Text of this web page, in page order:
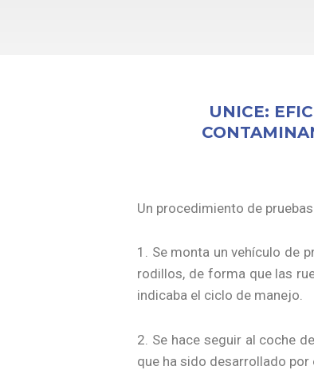
UNICE:
Un procedimiento de
1. Se monta un vehículo de
rodillos, de forma que las
indicaba el ciclo de manejo.
2. Se hace seguir al coche
que ha sido desarrollado por